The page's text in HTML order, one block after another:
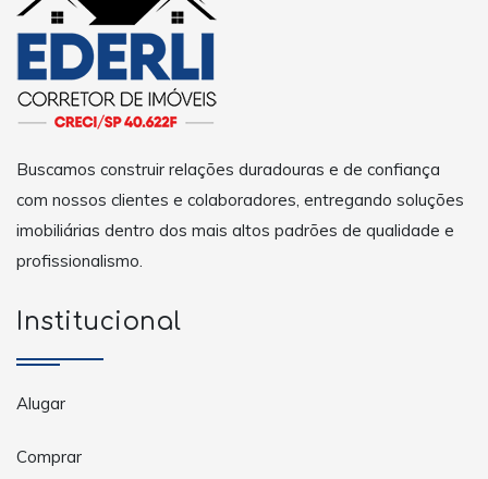
Buscamos construir relações duradouras e de confiança
com nossos clientes e colaboradores, entregando soluções
imobiliárias dentro dos mais altos padrões de qualidade e
profissionalismo.
Institucional
Alugar
Comprar